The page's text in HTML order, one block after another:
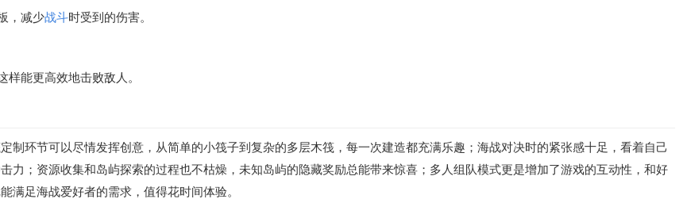
，减少战斗时受到的伤害。
能更高效地击败敌人。
制环节可以尽情发挥创意，从简单的小筏子到复杂的多层木筏，每一次建造都充满乐趣；海战对决时的紧张感十足，看着自己
力；资源收集和岛屿探索的过程也不枯燥，未知岛屿的隐藏奖励总能带来惊喜；多人组队模式更是增加了游戏的互动性，和好
满足海战爱好者的需求，值得花时间体验。